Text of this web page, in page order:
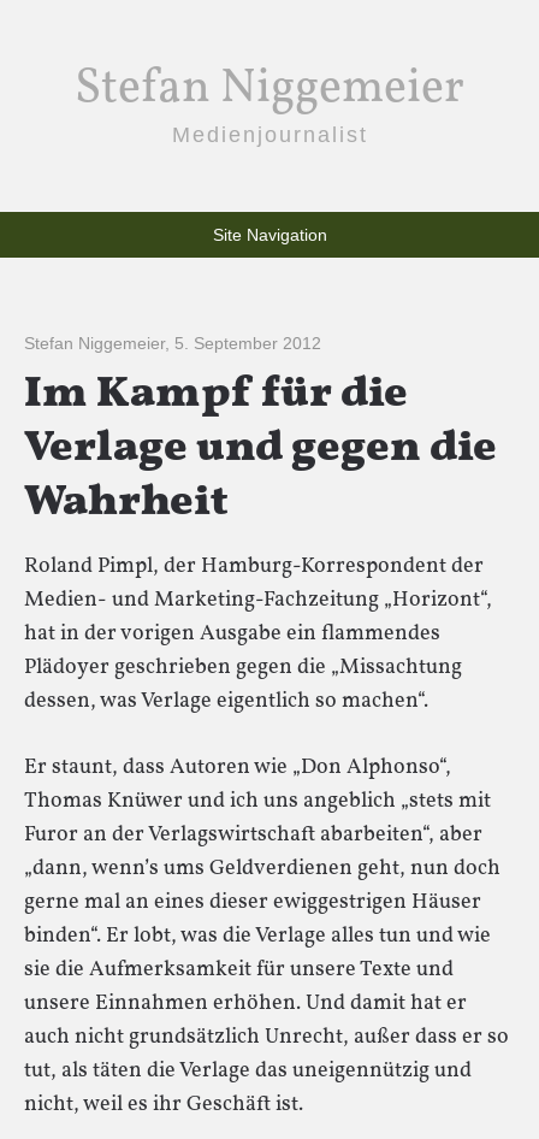
Stefan Niggemeier
Medienjournalist
Site Navigation
Stefan Niggemeier, 5. September 2012
Im Kampf für die
Verlage und gegen die
Wahrheit
Roland Pimpl, der Hamburg-Korrespondent der
Medien- und Marketing-Fachzeitung „Horizont“,
hat in der vorigen Ausgabe ein flammendes
Plädoyer geschrieben gegen die „Missachtung
dessen, was Verlage eigentlich so machen“.
Er staunt, dass Autoren wie „Don Alphonso“,
Thomas Knüwer und ich uns angeblich „stets mit
Furor an der Verlagswirtschaft abarbeiten“, aber
„dann, wenn’s ums Geldverdienen geht, nun doch
gerne mal an eines dieser ewiggestrigen Häuser
binden“. Er lobt, was die Verlage alles tun und wie
sie die Aufmerksamkeit für unsere Texte und
unsere Einnahmen erhöhen. Und damit hat er
auch nicht grundsätzlich Unrecht, außer dass er so
tut, als täten die Verlage das uneigennützig und
nicht, weil es ihr Geschäft ist.